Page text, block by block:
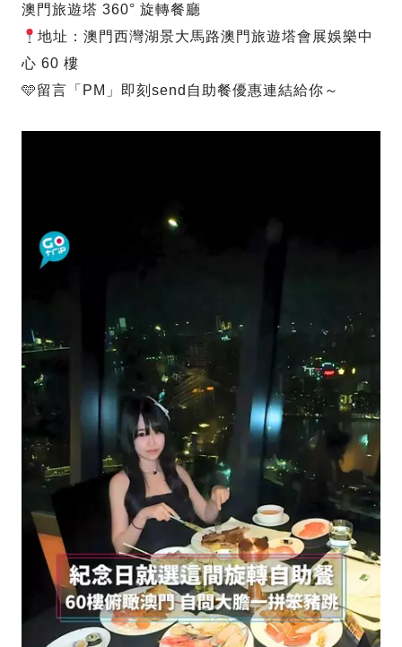
澳門旅遊塔 360° 旋轉餐廳
地址：澳門西灣湖景大馬路澳門旅遊塔會展娛樂中
心 60 樓
🩵留言「PM」即刻send自助餐優惠連結給你～